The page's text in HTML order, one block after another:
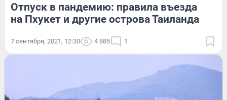
Отпуск в пандемию: правила въезда
на Пхукет и другие острова Таиланда
7 сентября, 2021, 12:30 4 885 1